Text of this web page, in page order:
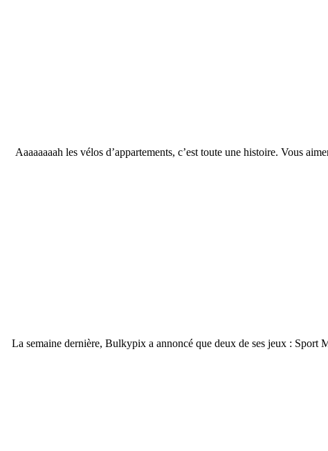
Aaaaaaaah les vélos d’appartements, c’est toute une histoire. Vous
La semaine dernière, Bulkypix a annoncé que deux de ses jeux : Sport